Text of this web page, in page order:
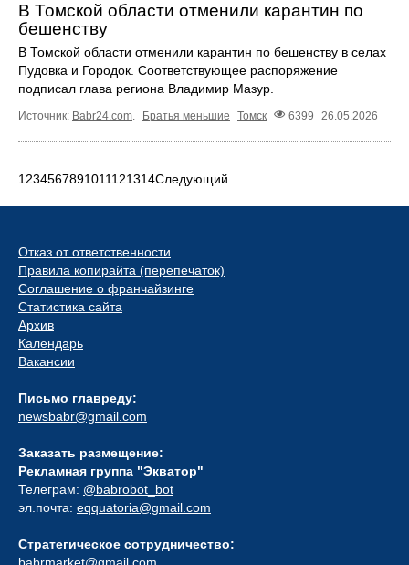
В Томской области отменили карантин по
бешенству
В Томской области отменили карантин по бешенству в селах
Пудовка и Городок. Соответствующее распоряжение
подписал глава региона Владимир Мазур.
Источник: Babr24.com Братья меньшие Томск 6399 26.05.2026
1 234567891011121314Следующий
Отказ от ответственности
Правила копирайта (перепечаток)
Соглашение о франчайзинге
Статистика сайта
Архив
Календарь
Вакансии
Письмо главреду:
newsbabr@gmail.com
Заказать размещение:
Рекламная группа "Экватор"
Телеграм: @babrobot_bot
эл.почта: eqquatoria@gmail.com
Стратегическое сотрудничество:
babrmarket@gmail.com